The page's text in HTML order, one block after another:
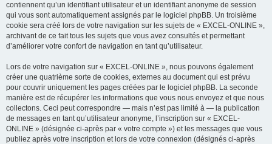
contiennent qu’un identifiant utilisateur et un identifiant anonyme de session
qui vous sont automatiquement assignés par le logiciel phpBB. Un troisième
cookie sera créé lors de votre navigation sur les sujets de « EXCEL-ONLINE »,
archivant de ce fait tous les sujets que vous avez consultés et permettant
d’améliorer votre confort de navigation en tant qu’utilisateur.
Lors de votre navigation sur « EXCEL-ONLINE », nous pouvons également
créer une quatrième sorte de cookies, externes au document qui est prévu
pour couvrir uniquement les pages créées par le logiciel phpBB. La seconde
manière est de récupérer les informations que vous nous envoyez et que nous
collectons. Ceci peut correspondre — mais n’est pas limité à — la publication
de messages en tant qu’utilisateur anonyme, l’inscription sur « EXCEL-
ONLINE » (désignée ci-après par « votre compte ») et les messages que vous
publiez après votre inscription et lors de votre connexion (désignés ci-après